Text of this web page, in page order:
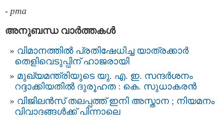
- pma
അനുബന്ധ വാര്‍ത്തകള്‍
വിമാനത്തില്‍ പ്രതിഷേധിച്ച യാത്രക്കാര്‍
തെളിവെടുപ്പിന് ഹാജരായി
മുഖ്യമന്ത്രിയുടെ യു. എ. ഇ. സന്ദര്‍ശനം
റദ്ദാക്കിയതില്‍ ദുരൂഹത : കെ. സുധാകരന്‍
വിജിലൻസ് തലപ്പത്ത് ഇനി അസ്താന ; നിയമനം
വിവാദങ്ങൾക്ക് പിന്നാലെ